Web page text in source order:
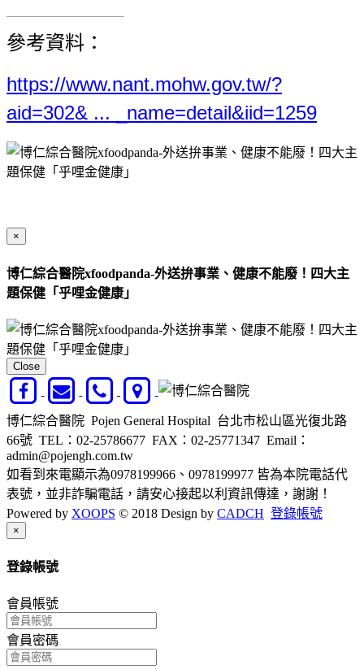
參考資料：
https://www.nant.mohw.gov.tw/?
aid=302& ... _name=detail&iid=1259
×
博仁綜合醫院xfoodpanda-外送拚事業、健康不能廢！四大主
題保健「乎哩金健康」
Close
博仁綜合醫院 Pojen General Hospital 台北市松山區光復北路
66號 TEL：02-25786677 FAX：02-25771347 Email：
admin@pojengh.com.tw
如看到來電顯示為0978199966、0978199977 皆為本院電話代
表號，並非詐騙電話，請安心接起以利資訊傳達，謝謝！
Powered by XOOPS © 2018 Design by CADCH 登錄帳號
×
登錄帳號
會員帳號
會員密碼